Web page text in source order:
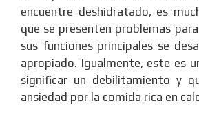
encuentre deshidratado, es
que se presenten problemas
sus funciones principales se
apropiado. Igualmente, este es
significar un debilitamiento y
ansiedad por la comida rica en